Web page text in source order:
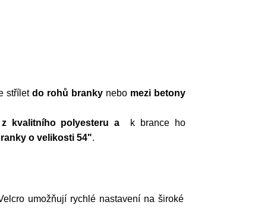
střílet do rohů branky nebo mezi betony
z kvalitního polyesteru a
k brance ho
o velikosti 54".
umožňují rychlé nastavení na široké